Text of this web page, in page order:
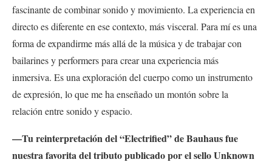
fascinante de combinar sonido y movimiento. La experiencia en
directo es diferente en ese contexto, más visceral. Para mí es una
forma de expandirme más allá de la música y de trabajar con
bailarines y performers para crear una experiencia más
inmersiva. Es una exploración del cuerpo como un instrumento
de expresión, lo que me ha enseñado un montón sobre la
relación entre sonido y espacio.
—Tu reinterpretación del “Electrified” de Bauhaus fue
nuestra favorita del tributo publicado por el sello Unknown